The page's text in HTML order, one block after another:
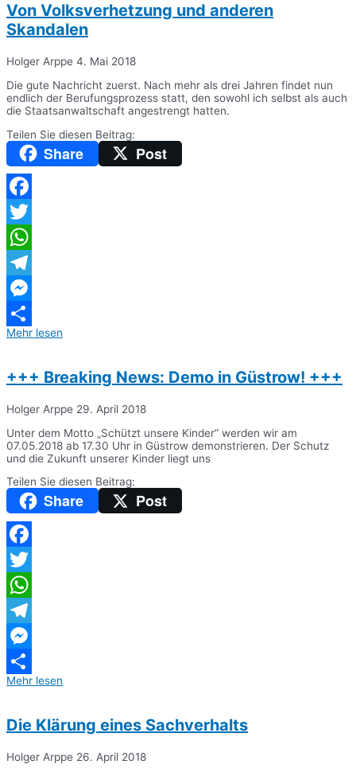
Von Volksverhetzung und anderen
Skandalen
Holger Arppe 4. Mai 2018
Die gute Nachricht zuerst. Nach mehr als drei Jahren findet nun
endlich der Berufungsprozess statt, den sowohl ich selbst als auch
die Staatsanwaltschaft angestrengt hatten.
Teilen Sie diesen Beitrag:
Share Post
Facebook
Twitter
WhatsApp
Telegram
Messenger
Teilen
Mehr lesen
+++ Breaking News: Demo in Güstrow! +++
Holger Arppe 29. April 2018
Unter dem Motto „Schützt unsere Kinder“ werden wir am
07.05.2018 ab 17.30 Uhr in Güstrow demonstrieren. Der Schutz
und die Zukunft unserer Kinder liegt uns
Teilen Sie diesen Beitrag:
Share Post
Facebook
Twitter
WhatsApp
Telegram
Messenger
Teilen
Mehr lesen
Die Klärung eines Sachverhalts
Holger Arppe 26. April 2018